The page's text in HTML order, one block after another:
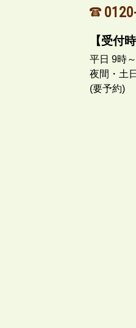
【受付
平日 9時
夜間・土
(要予約)